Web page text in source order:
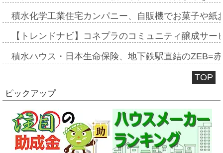
積水化学工業住宅カンパニー、自販機でお菓子や
【トレンドナビ】コネプラのコミュニティ醸成サ
積水ハウス・日本生命保険、地下鉄駅直結のZEB=
TOP
ピックアップ